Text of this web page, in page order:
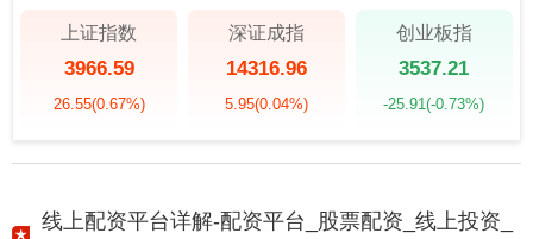
上证指数
3966.59
26.55(0.67%)
深证成指
14316.96
5.95(0.04%)
创业板指
3537.21
-25.91(-0.73%)
线上配资平台详解-配资平台_股票配资_线上投资_